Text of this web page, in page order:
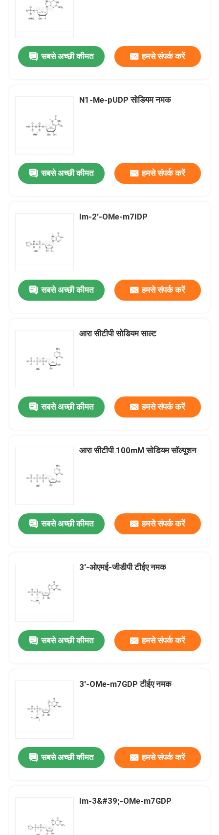
हमारे बारे में
गुणवत्ता नियंत्रण
समाचार
फॉस्फोरामिडाइट्स
सबसे अच्छी कीमत हमसे संपर्क करें
N1-Me-pUDP सोडियम नमक
सबसे अच्छी कीमत हमसे संपर्क करें
Im-2'-OMe-m7IDP
सबसे अच्छी कीमत हमसे संपर्क करें
आरा सीटीपी सोडियम साल्ट
सबसे अच्छी कीमत हमसे संपर्क करें
आरा सीटीपी 100mM सोडियम सॉल्यूशन
सबसे अच्छी कीमत हमसे संपर्क करें
3'-ओएमई-जीडीपी टीईए नमक
सबसे अच्छी कीमत हमसे संपर्क करें
3'-OMe-m7GDP टीईए नमक
सबसे अच्छी कीमत हमसे संपर्क करें
Im-3&#39;-OMe-m7GDP